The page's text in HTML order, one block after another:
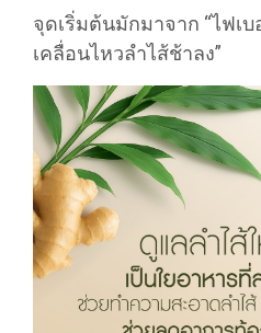
จุดเริ่มต้นมักมาจาก “ไฟเบ
เคลื่อนไหวลำไส้ช้าลง”